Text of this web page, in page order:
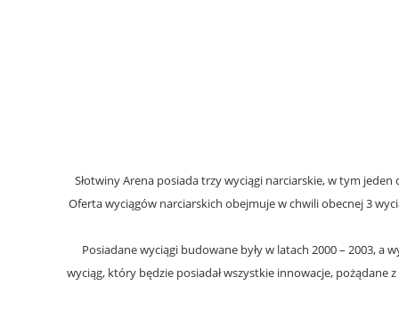
Słotwiny Arena posiada trzy wyciągi narciarskie, w tym
Oferta wyciągów narciarskich obejmuje w chwili obecnej 3
Posiadane wyciągi budowane były w latach 2000 – 2003, a
wyciąg, który będzie posiadał wszystkie innowacje,